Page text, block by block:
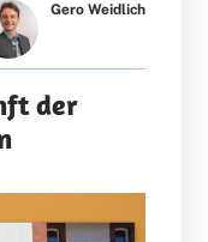
Gero Weidlich
der